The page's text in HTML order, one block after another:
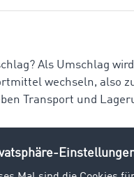
Als Umschlag
wechseln, also
Transport und